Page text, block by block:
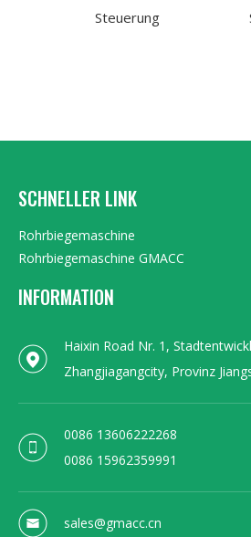
Steuerung
SCHNELLER LINK
Rohrbiegemaschine
Rohrbiegemaschine GMACC
INFORMATION
Haixin Road Nr. 1,
Zhangjiagangcity, Provinz
0086 13606222268
0086 15962359991
sales@gmacc.cn